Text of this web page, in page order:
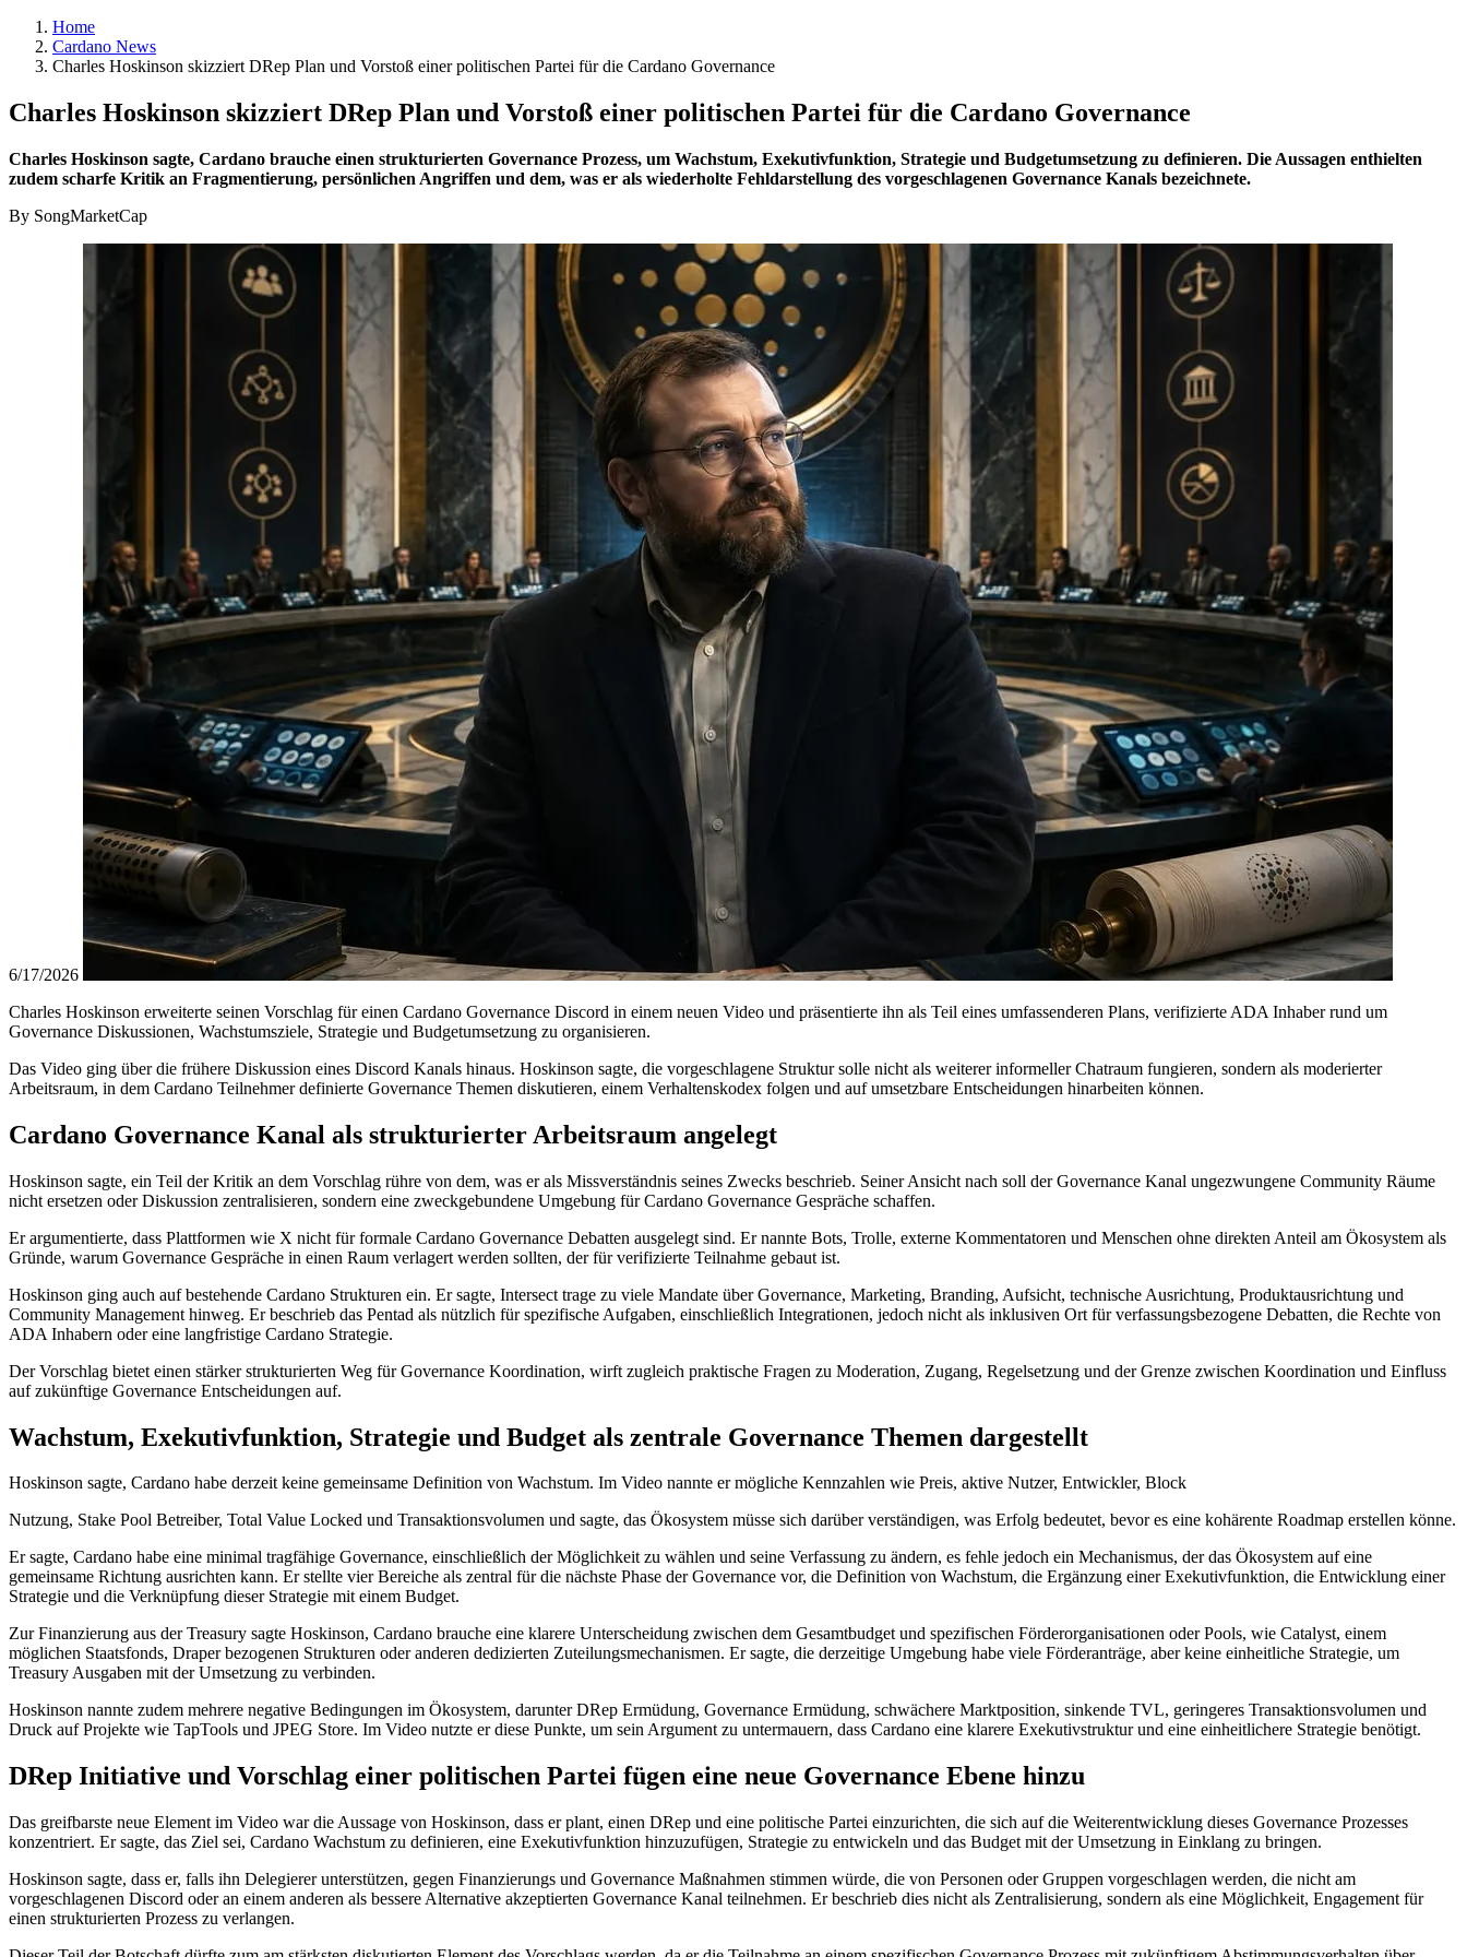
Home
Cardano News
Charles Hoskinson skizziert DRep Plan und Vorstoß einer politischen Partei für die Cardano Governance
Charles Hoskinson skizziert DRep Plan und Vorstoß einer politischen Partei für die Cardano Governance
Charles Hoskinson sagte, Cardano brauche einen strukturierten Governance Prozess, um Wachstum, Exekutivfunktion, Strategie und Budgetumsetzung zu definieren. Die Aussagen enthielten
zudem scharfe Kritik an Fragmentierung, persönlichen Angriffen und dem, was er als wiederholte Fehldarstellung des vorgeschlagenen Governance Kanals bezeichnete.
By SongMarketCap
6/17/2026
Charles Hoskinson erweiterte seinen Vorschlag für einen Cardano Governance Discord in einem neuen Video und präsentierte ihn als Teil eines umfassenderen Plans, verifizierte ADA Inhaber rund um
Governance Diskussionen, Wachstumsziele, Strategie und Budgetumsetzung zu organisieren.
Das Video ging über die frühere Diskussion eines Discord Kanals hinaus. Hoskinson sagte, die vorgeschlagene Struktur solle nicht als weiterer informeller Chatraum fungieren, sondern als moderierter
Arbeitsraum, in dem Cardano Teilnehmer definierte Governance Themen diskutieren, einem Verhaltenskodex folgen und auf umsetzbare Entscheidungen hinarbeiten können.
Cardano Governance Kanal als strukturierter Arbeitsraum angelegt
Hoskinson sagte, ein Teil der Kritik an dem Vorschlag rühre von dem, was er als Missverständnis seines Zwecks beschrieb. Seiner Ansicht nach soll der Governance Kanal ungezwungene Community Räume
nicht ersetzen oder Diskussion zentralisieren, sondern eine zweckgebundene Umgebung für Cardano Governance Gespräche schaffen.
Er argumentierte, dass Plattformen wie X nicht für formale Cardano Governance Debatten ausgelegt sind. Er nannte Bots, Trolle, externe Kommentatoren und Menschen ohne direkten Anteil am Ökosystem als
Gründe, warum Governance Gespräche in einen Raum verlagert werden sollten, der für verifizierte Teilnahme gebaut ist.
Hoskinson ging auch auf bestehende Cardano Strukturen ein. Er sagte, Intersect trage zu viele Mandate über Governance, Marketing, Branding, Aufsicht, technische Ausrichtung, Produktausrichtung und
Community Management hinweg. Er beschrieb das Pentad als nützlich für spezifische Aufgaben, einschließlich Integrationen, jedoch nicht als inklusiven Ort für verfassungsbezogene Debatten, die Rechte von
ADA Inhabern oder eine langfristige Cardano Strategie.
Der Vorschlag bietet einen stärker strukturierten Weg für Governance Koordination, wirft zugleich praktische Fragen zu Moderation, Zugang, Regelsetzung und der Grenze zwischen Koordination und Einfluss
auf zukünftige Governance Entscheidungen auf.
Wachstum, Exekutivfunktion, Strategie und Budget als zentrale Governance Themen dargestellt
Hoskinson sagte, Cardano habe derzeit keine gemeinsame Definition von Wachstum. Im Video nannte er mögliche Kennzahlen wie Preis, aktive Nutzer, Entwickler, Block
Nutzung, Stake Pool Betreiber, Total Value Locked und Transaktionsvolumen und sagte, das Ökosystem müsse sich darüber verständigen, was Erfolg bedeutet, bevor es eine kohärente Roadmap erstellen könne.
Er sagte, Cardano habe eine minimal tragfähige Governance, einschließlich der Möglichkeit zu wählen und seine Verfassung zu ändern, es fehle jedoch ein Mechanismus, der das Ökosystem auf eine
gemeinsame Richtung ausrichten kann. Er stellte vier Bereiche als zentral für die nächste Phase der Governance vor, die Definition von Wachstum, die Ergänzung einer Exekutivfunktion, die Entwicklung einer
Strategie und die Verknüpfung dieser Strategie mit einem Budget.
Zur Finanzierung aus der Treasury sagte Hoskinson, Cardano brauche eine klarere Unterscheidung zwischen dem Gesamtbudget und spezifischen Förderorganisationen oder Pools, wie Catalyst, einem
möglichen Staatsfonds, Draper bezogenen Strukturen oder anderen dedizierten Zuteilungsmechanismen. Er sagte, die derzeitige Umgebung habe viele Förderanträge, aber keine einheitliche Strategie, um
Treasury Ausgaben mit der Umsetzung zu verbinden.
Hoskinson nannte zudem mehrere negative Bedingungen im Ökosystem, darunter DRep Ermüdung, Governance Ermüdung, schwächere Marktposition, sinkende TVL, geringeres Transaktionsvolumen und
Druck auf Projekte wie TapTools und JPEG Store. Im Video nutzte er diese Punkte, um sein Argument zu untermauern, dass Cardano eine klarere Exekutivstruktur und eine einheitlichere Strategie benötigt.
DRep Initiative und Vorschlag einer politischen Partei fügen eine neue Governance Ebene hinzu
Das greifbarste neue Element im Video war die Aussage von Hoskinson, dass er plant, einen DRep und eine politische Partei einzurichten, die sich auf die Weiterentwicklung dieses Governance Prozesses
konzentriert. Er sagte, das Ziel sei, Cardano Wachstum zu definieren, eine Exekutivfunktion hinzuzufügen, Strategie zu entwickeln und das Budget mit der Umsetzung in Einklang zu bringen.
Hoskinson sagte, dass er, falls ihn Delegierer unterstützen, gegen Finanzierungs und Governance Maßnahmen stimmen würde, die von Personen oder Gruppen vorgeschlagen werden, die nicht am
vorgeschlagenen Discord oder an einem anderen als bessere Alternative akzeptierten Governance Kanal teilnehmen. Er beschrieb dies nicht als Zentralisierung, sondern als eine Möglichkeit, Engagement für
einen strukturierten Prozess zu verlangen.